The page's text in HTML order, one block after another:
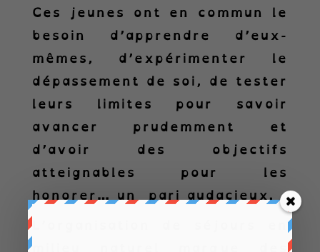
Ces jeunes ont en commun le
besoin d’apprendre d’eux-
mêmes, d’expérimenter le
dépassement de soi, de tester
leurs limites pour savoir
avancer prudemment et
d’avoir des objectifs
atteignables pour les
honorer… un pari audacieux.
L’organisation de séjours en